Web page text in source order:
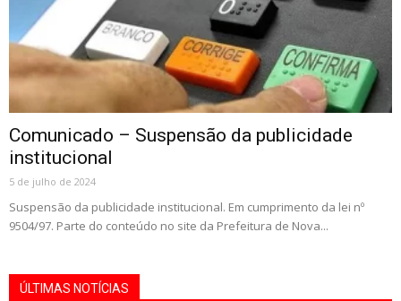
Comunicado – Suspensão da publicidade
institucional
5 de julho de 2024
Suspensão da publicidade institucional. Em cumprimento da lei nº
9504/97. Parte do conteúdo no site da Prefeitura de Nova...
ÚLTIMAS NOTÍCIAS